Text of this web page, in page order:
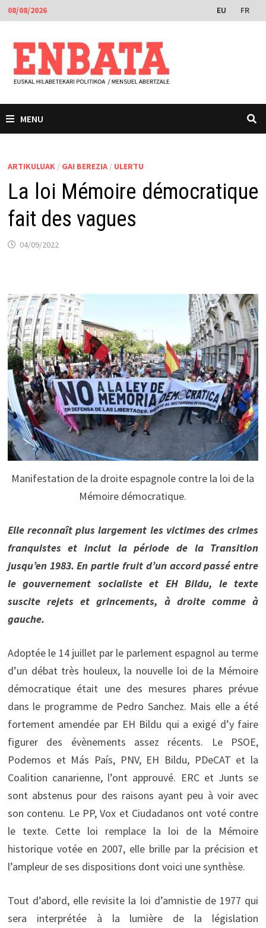
Skip
to
content
08/08/2026 EU FR
MENU
ARTIKULUAK / GAI BEREZIA/ ULERTU
La loi Mémoire démocratique
fait des vagues
04/09/2022
Manifestation de la droite espagnole contre la loi de la
Mémoire démocratique.
Elle reconnaît plus largement les victimes des crimes
franquistes et inclut la période de la Transition
jusqu’en 1983. En partie fruit d’un accord passé entre
le gouvernement socialiste et EH Bildu, le texte
suscite rejets et grincements, à droite comme à
gauche.
Adoptée le 14 juillet par le parlement espagnol au terme
d’un débat très houleux, la nouvelle loi de la Mémoire
démocratique était une des mesures phares prévue
dans le programme de Pedro Sanchez. Mais elle a été
fortement amendée par EH Bildu qui a exigé d’y faire
figurer des évènements assez récents. Le PSOE,
Podemos et Más País, PNV, EH Bildu, PDeCAT et la
Coalition canarienne, l’ont approuvé. ERC et Junts se
sont abstenus pour des raisons ayant peu à voir avec
son contenu. Le PP, Vox et Ciudadanos ont voté contre
le texte. Cette loi remplace la loi de la Mémoire
historique votée en 2007, elle brille par la précision et
l’ampleur de ses dispositions dont voici une synthèse.
Tout d’abord, elle revisite la loi d’amnistie de 1977 qui
sera interprétée à la lumière de la législation